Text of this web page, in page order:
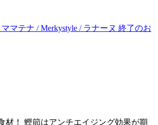
ママテナ / Merkystyle / ラナーヌ 終了のお
材！ 鰹節はアンチエイジング効果が期